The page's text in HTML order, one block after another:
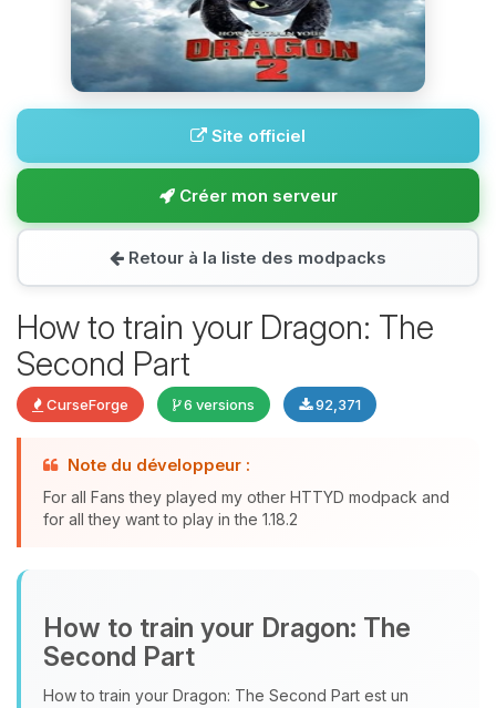
Site officiel
Créer mon serveur
Retour à la liste des modpacks
How to train your Dragon: The
Second Part
CurseForge 6 versions 92,371
Note du développeur :
For all Fans they played my other HTTYD modpack and
for all they want to play in the 1.18.2
How to train your Dragon: The
Second Part
How to train your Dragon: The Second Part est un
parler ! Moi c’est Choupy, ton petit
assistant BoxToPlay. Dis-moi ce dont
07/08/2026 à 09:09